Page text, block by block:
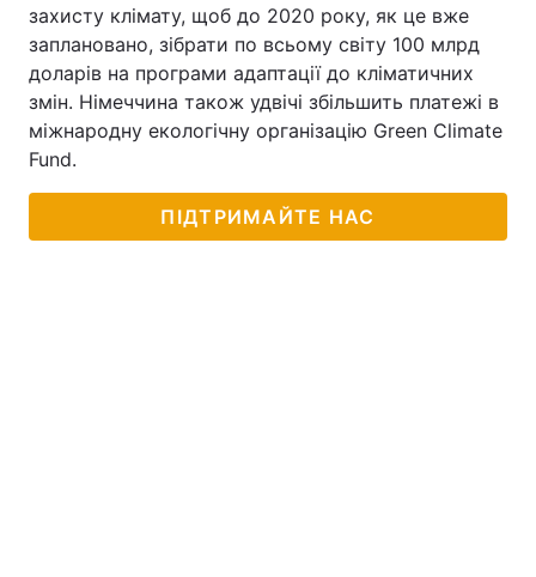
захисту клімату, щоб до 2020 року, як це вже
заплановано, зібрати по всьому світу 100 млрд
доларів на програми адаптації до кліматичних
змін. Німеччина також удвічі збільшить платежі в
міжнародну екологічну організацію Green Climate
Fund.
ПІДТРИМАЙТЕ НАС